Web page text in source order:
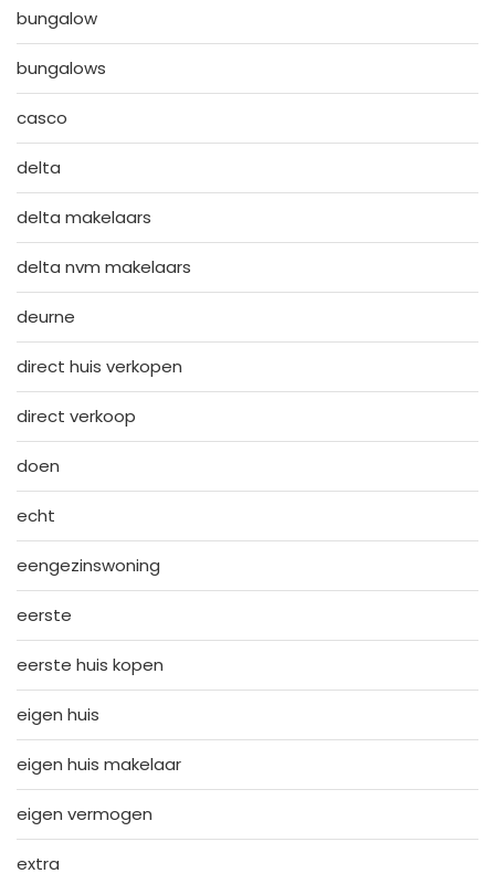
bungalow
bungalows
casco
delta
delta makelaars
delta nvm makelaars
deurne
direct huis verkopen
direct verkoop
doen
echt
eengezinswoning
eerste
eerste huis kopen
eigen huis
eigen huis makelaar
eigen vermogen
extra